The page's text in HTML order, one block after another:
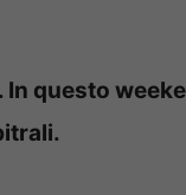
In questo